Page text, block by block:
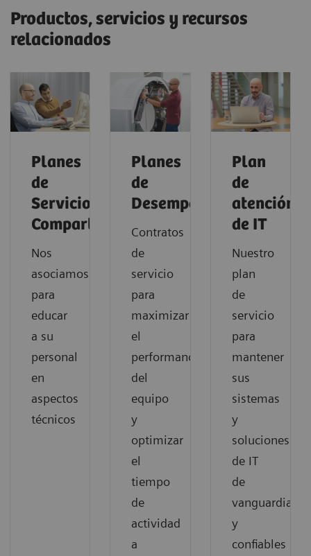
Productos, servicios y recursos
relacionados
Planes
de
Servicios
Compartidos
Nos
asociamos
para
educar
a su
personal
en
aspectos
técnicos
Planes
de
Desempeño
Contratos
de
servicio
para
maximizar
el
performance
del
equipo
y
optimizar
el
tiempo
de
actividad
a
Plan
de
atención
de IT
Nuestro
plan
de
servicio
para
mantener
sus
sistemas
y
soluciones
de IT
de
vanguardia
y
confiables